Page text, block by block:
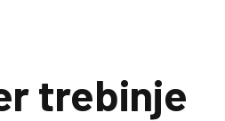
trebinje